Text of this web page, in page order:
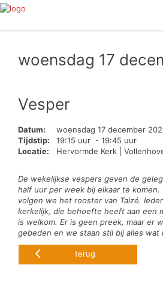
woensdag 17
Vesper
Datum:
woensdag 17 december
Tijdstip:
19:15 uur - 19:45 uur
Locatie:
Hervormde Kerk |
De wekelijkse vespers geven de
half uur per week bij elkaar te komen.
volgen we het rooster van Taizé.
kerkelijk, die behoefte heeft aan een
is welkom. Er is geen preek, maar er
gebeden en we staan stil bij alles wat
terug